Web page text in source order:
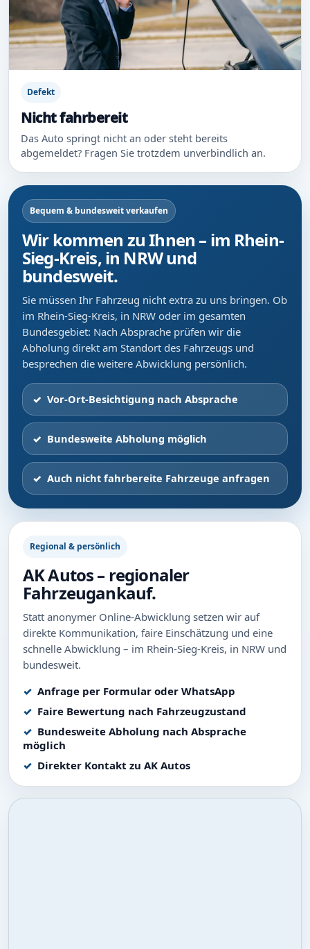
Defekt
Nicht fahrbereit
Das Auto springt nicht an oder steht bereits
abgemeldet? Fragen Sie trotzdem unverbindlich an.
Bequem & bundesweit verkaufen
Wir kommen zu Ihnen – im Rhein-
Sieg-Kreis, in NRW und
bundesweit.
Sie müssen Ihr Fahrzeug nicht extra zu uns bringen. Ob
im Rhein-Sieg-Kreis, in NRW oder im gesamten
Bundesgebiet: Nach Absprache prüfen wir die
Abholung direkt am Standort des Fahrzeugs und
besprechen die weitere Abwicklung persönlich.
Vor-Ort-Besichtigung nach Absprache
Bundesweite Abholung möglich
Auch nicht fahrbereite Fahrzeuge anfragen
Regional & persönlich
AK Autos – regionaler
Fahrzeugankauf.
Statt anonymer Online-Abwicklung setzen wir auf
direkte Kommunikation, faire Einschätzung und eine
schnelle Abwicklung – im Rhein-Sieg-Kreis, in NRW und
bundesweit.
Anfrage per Formular oder WhatsApp
Faire Bewertung nach Fahrzeugzustand
Bundesweite Abholung nach Absprache
möglich
Direkter Kontakt zu AK Autos